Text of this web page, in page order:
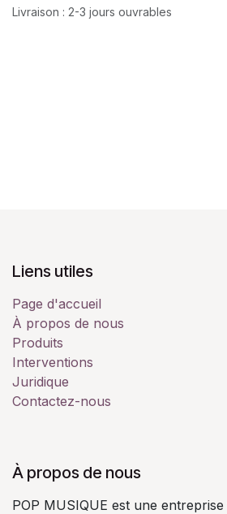
Livraison : 2-3 jours ouvrables
Liens utiles
Page d'accueil
À propos de nous
Produits
Interventions
Juridique
Contactez-nous
À propos de nous
POP MUSIQUE est une